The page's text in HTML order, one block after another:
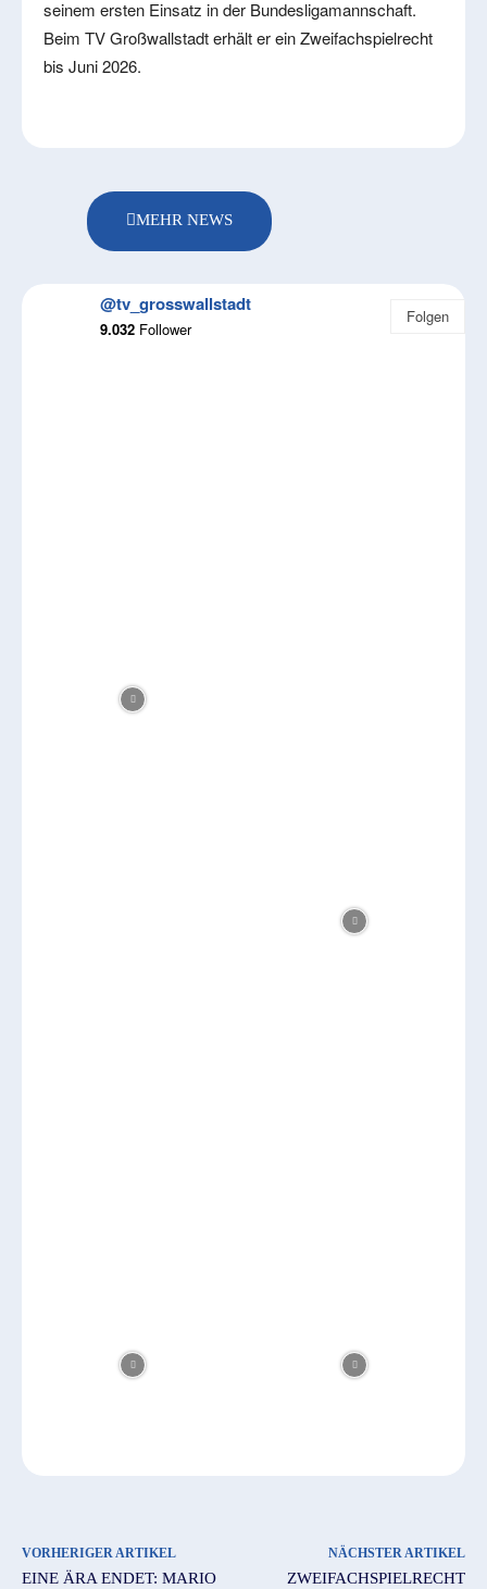
seinem ersten Einsatz in der Bundesligamannschaft.
Beim TV Großwallstadt erhält er ein Zweifachspielrecht
bis Juni 2026.
MEHR NEWS
@tv_grosswallstadt
9.032 Follower
Folgen
VORHERIGER ARTIKEL
EINE ÄRA ENDET: MARIO
NÄCHSTER ARTIKEL
ZWEIFACHSPIELRECHT